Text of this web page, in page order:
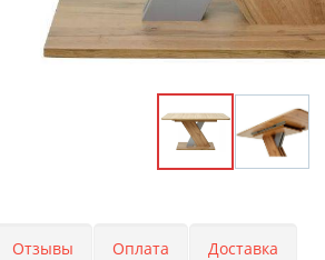
Отзывы Оплата Доставка